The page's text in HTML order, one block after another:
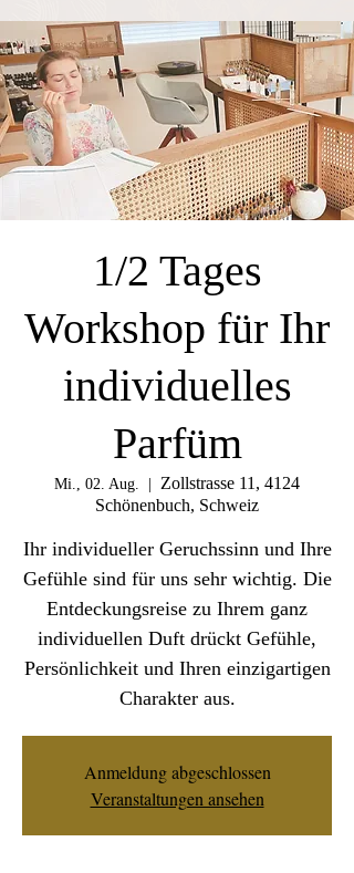
1/2 Tages
Workshop für Ihr
individuelles
Parfüm
Mi., 02. Aug.
Zollstrasse 11, 4124
Schönenbuch, Schweiz
Ihr individueller Geruchssinn und Ihre
Gefühle sind für uns sehr wichtig. Die
Entdeckungsreise zu Ihrem ganz
individuellen Duft drückt Gefühle,
Persönlichkeit und Ihren einzigartigen
Charakter aus.
Anmeldung abgeschlossen
Veranstaltungen ansehen